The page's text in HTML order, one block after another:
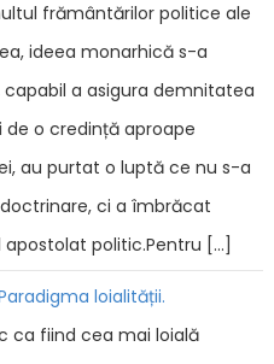
frământărilor politice ale
ideea monarhică s-a
a asigura demnitatea
de o credință aproape
au purtat o luptă ce nu s-a
ci a îmbrăcat
politic.Pentru […]
loialității.
ca fiind cea mai loială